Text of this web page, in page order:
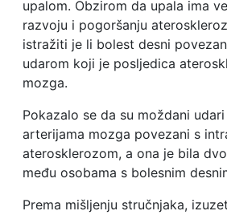
upalom. Obzirom da upala ima
razvoju i pogoršanju
istražiti je li bolest desni
udarom koji je posljedica
mozga.
Pokazalo se da su moždani
arterijama mozga povezani s
aterosklerozom, a ona je bila
među osobama s bolesnim
Prema mišljenju stručnjaka,